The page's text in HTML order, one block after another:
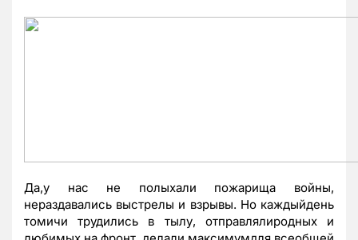
Да,у нас не полыхали пожарища войны,
нераздавались выстрелы и взрывы. Но каждыйдень
томичи трудились в тылу, отправлялиродных и